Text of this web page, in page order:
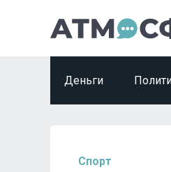
Деньги
Спорт